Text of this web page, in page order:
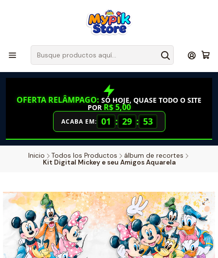
OFERTA RELÂMPAGO: SÓ HOJE, QUASE TODO O SITE
POR R$ 5,00
ACABA EM: 01 : 29 : 52
Inicio Todos los Productos
álbum de recortes
Kit Digital Mickey e seu Amigos Aquarela